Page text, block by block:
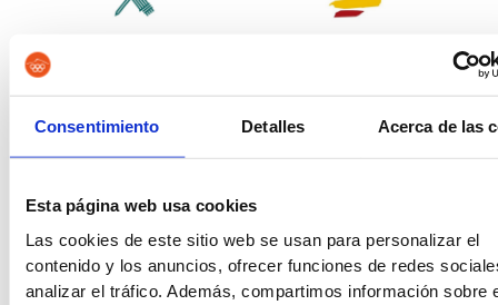
Consentimiento Detalles Acerca de las
Esta página web usa cookies
Las cookies de este sitio web se usan para personalizar el
contenido y los anuncios, ofrecer funciones de redes
analizar el tráfico. Además, compartimos información sobre